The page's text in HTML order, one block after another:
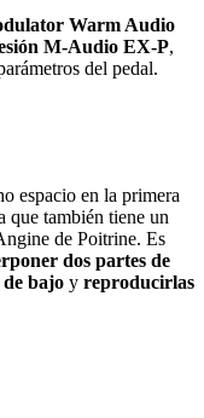
Warm Audio
M-Audio EX-P,
del pedal.
espacio en la primera
que también tiene un
de Poitrine. Es
dos partes de
bajo y reproducirlas